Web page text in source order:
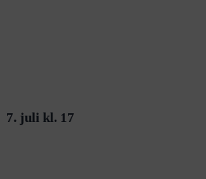
7. juli kl. 17